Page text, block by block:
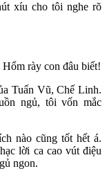
xíu cho tôi nghe rõ
rày con đâu biết!
Tuấn Vũ, Chế Linh.
ngủ, tôi vốn mắc
nào cũng tốt hết á.
lời ca cao vút điệu
ngon.